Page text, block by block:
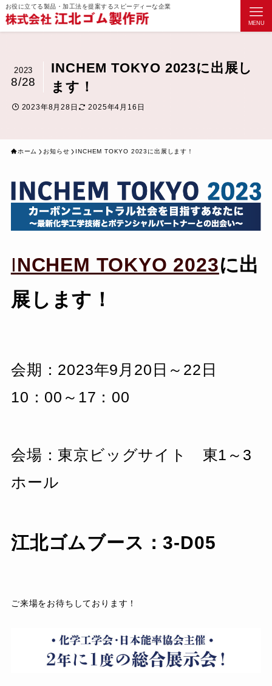
お役に立てる製品・加工法を提案するスピーディーな企業
MENU
INCHEM TOKYO 2023に出展し
ます！
2023
8/28
2023年8月28日 2025年4月16日
ホーム お知らせ INCHEM TOKYO 2023に出展します！
INCHEM TOKYO 2023に出
展します！
会期：2023年9月20日～22日
10：00～17：00
会場：東京ビッグサイト 東1～3
ホール
江北ゴムブース：3-D05
ご来場をお待ちしております！